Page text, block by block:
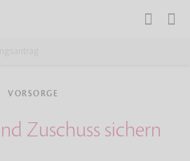
VORSORGE
Zuschuss sichern